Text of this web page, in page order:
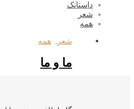
داستانک
شعر
همه
شعر , همه
ما و ما